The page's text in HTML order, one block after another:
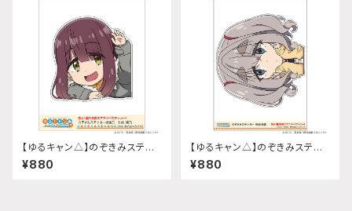
【ゆるキャン△】のぞきみステッ
カー (土岐綾乃『SEASON3』)
給油口サイズ
¥880
【ゆるキャン△】のぞきみステッ
カー (瑞浪絵真『SEASON3』)
給油口サイズ
¥880